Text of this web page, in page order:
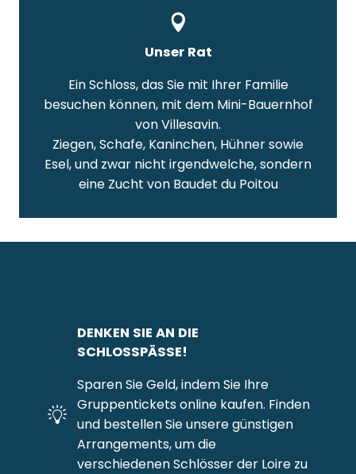
Unser Rat
Ein Schloss, das Sie mit Ihrer Familie
besuchen können, mit dem Mini-Bauernhof
von Villesavin.
Ziegen, Schafe, Kaninchen, Hühner sowie
Esel, und zwar nicht irgendwelche, sondern
eine Zucht von Baudet du Poitou
DENKEN SIE AN DIE
SCHLOSSPÄSSE!
Sparen Sie Geld, indem Sie Ihre
Gruppentickets online kaufen. Finden
und bestellen Sie unsere günstigen
Arrangements, um die
verschiedenen Schlösser der Loire zu